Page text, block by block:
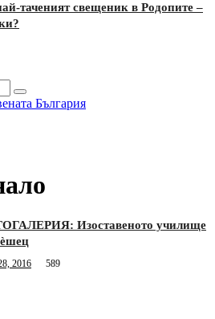
таченият свещеник в Родопите –
Изоставеното училище
2016 589